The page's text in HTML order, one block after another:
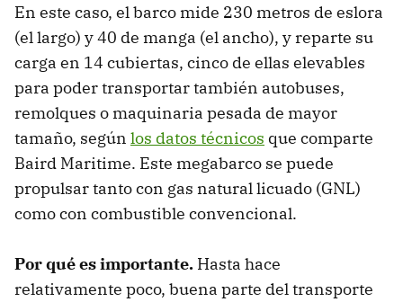
En este caso, el barco mide 230 metros de eslora
(el largo) y 40 de manga (el ancho), y reparte su
carga en 14 cubiertas, cinco de ellas elevables
para poder transportar también autobuses,
remolques o maquinaria pesada de mayor
tamaño, según los datos técnicos que comparte
Baird Maritime. Este megabarco se puede
propulsar tanto con gas natural licuado (GNL)
como con combustible convencional.
Por qué es importante. Hasta hace
relativamente poco, buena parte del transporte